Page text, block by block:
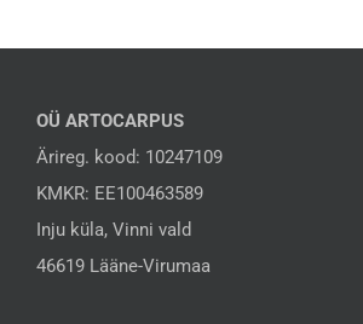
OÜ ARTOCARPUS
Ärireg. kood: 10247109
KMKR: EE100463589
Inju küla, Vinni vald
46619 Lääne-Virumaa